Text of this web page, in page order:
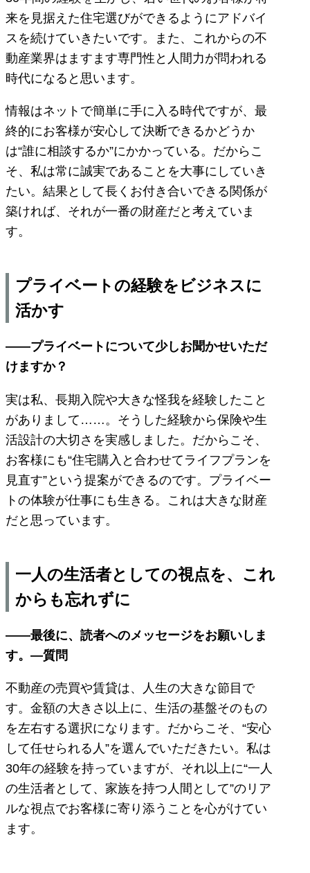
来を見据えた住宅選びができるようにアドバイ
スを続けていきたいです。また、これからの不
動産業界はますます専門性と人間力が問われる
時代になると思います。
情報はネットで簡単に手に入る時代ですが、最
終的にお客様が安心して決断できるかどうか
は“誰に相談するか”にかかっている。だからこ
そ、私は常に誠実であることを大事にしていき
たい。結果として長くお付き合いできる関係が
築ければ、それが一番の財産だと考えていま
す。
プライベートの経験をビジネスに
活かす
——プライベートについて少しお聞かせいただ
けますか？
実は私、長期入院や大きな怪我を経験したこと
がありまして……。そうした経験から保険や生
活設計の大切さを実感しました。だからこそ、
お客様にも“住宅購入と合わせてライフプランを
見直す”という提案ができるのです。プライベー
トの体験が仕事にも生きる。これは大きな財産
だと思っています。
一人の生活者としての視点を、これ
からも忘れずに
——最後に、読者へのメッセージをお願いしま
す。 ―質問
不動産の売買や賃貸は、人生の大きな節目で
す。金額の大きさ以上に、生活の基盤そのもの
を左右する選択になります。だからこそ、“安心
して任せられる人”を選んでいただきたい。私は
30年の経験を持っていますが、それ以上に“一人
の生活者として、家族を持つ人間として”のリア
ルな視点でお客様に寄り添うことを心がけてい
ます。